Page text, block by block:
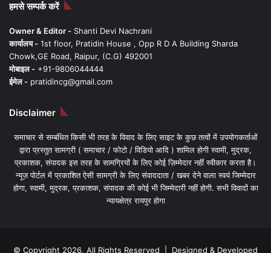
हमसे सम्पर्क करें
Owner & Editor - Shanti Devi Nachrani
कार्यालय - 1st floor, Pratidin House , Opp R D A Building Sharda
Chowk,GE Road, Raipur, (C.G) 492001
मोबाइल - +91-9806044444
ईमेल - pratidincg@gmail.com
Disclaimer
समाचार से सम्बंधित किसी भी तरह के विवाद के लिए साइट के कुछ तत्वों में उपयोगकर्ताओं
द्वारा प्रस्तुत सामग्री ( समाचार / फोटो / विडियो आदि ) शामिल होगी स्वामी, मुद्रक,
प्रकाशक, संपादक इस तरह के सामग्रियों के लिए कोई ज़िम्मेदार नहीं स्वीकार करता है।
न्यूज़ पोर्टल में प्रकाशित ऐसी सामग्री के लिए संवाददाता / खबर देने वाला स्वयं जिम्मेदार
होगा, स्वामी, मुद्रक, प्रकाशक, संपादक की कोई भी जिम्मेदारी नहीं होगी. सभी विवादों का
न्यायक्षेत्र रायपुर होगा
© Copyright 2026, All Rights Reserved | Designed & Developed